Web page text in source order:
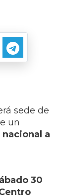
sede de
un
a
30